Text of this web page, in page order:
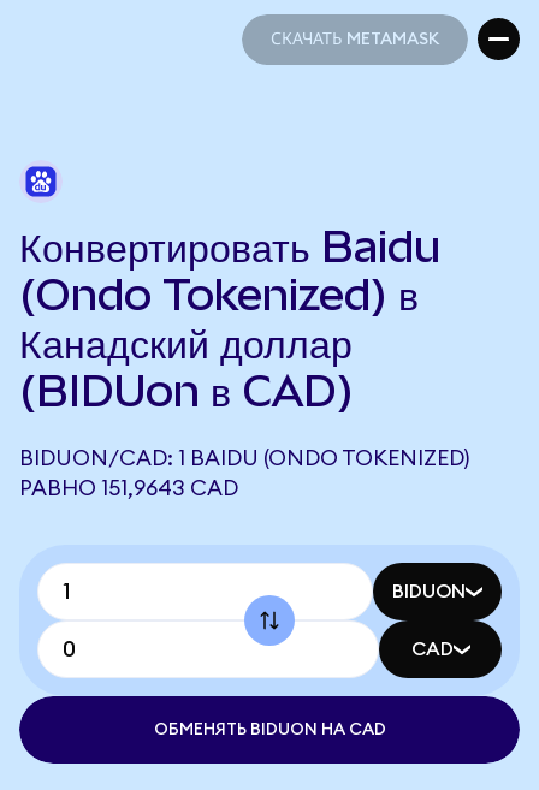
СКАЧАТЬ METAMASK
Конвертировать Baidu
(Ondo Tokenized) в
Канадский доллар
(BIDUon в CAD)
BIDUON/CAD: 1 BAIDU (ONDO TOKENIZED)
РАВНО 151,9643 CAD
BIDUON
CAD
ОБМЕНЯТЬ BIDUON НА CAD